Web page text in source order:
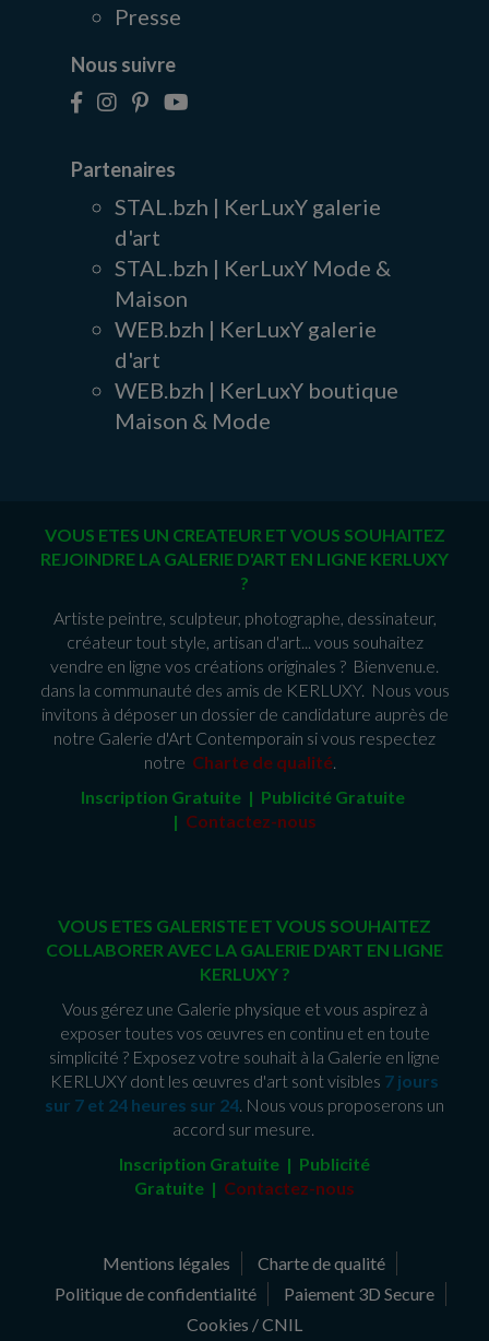
Presse
Nous suivre
Partenaires
STAL.bzh | KerLuxY galerie
d'art
STAL.bzh | KerLuxY Mode &
Maison
WEB.bzh | KerLuxY galerie
d'art
WEB.bzh | KerLuxY boutique
Maison & Mode
VOUS ETES UN CREATEUR ET VOUS SOUHAITEZ
REJOINDRE LA GALERIE D'ART EN LIGNE KERLUXY
?
Artiste peintre, sculpteur, photographe, dessinateur,
créateur tout style, artisan d'art... vous souhaitez
vendre en ligne vos créations originales ? Bienvenu.e.
dans la communauté des amis de KERLUXY. Nous vous
invitons à déposer un dossier de candidature auprès de
notre Galerie d'Art Contemporain si vous respectez
notre Charte de qualité.
Inscription Gratuite | Publicité Gratuite
| Contactez-nous
VOUS ETES GALERISTE ET VOUS SOUHAITEZ
COLLABORER AVEC LA GALERIE D'ART EN LIGNE
KERLUXY ?
Vous gérez une Galerie physique et vous aspirez à
exposer toutes vos œuvres en continu et en toute
simplicité ? Exposez votre souhait à la Galerie en ligne
KERLUXY dont les œuvres d'art sont visibles 7 jours
sur 7 et 24 heures sur 24. Nous vous proposerons un
accord sur mesure.
Inscription Gratuite | Publicité
Gratuite | Contactez-nous
Mentions légales
Charte de qualité
Politique de confidentialité
Paiement 3D Secure
Cookies / CNIL